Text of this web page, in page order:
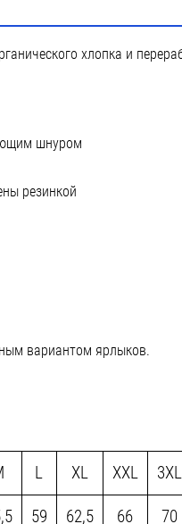
хлопка и
шнуром
резинкой
вариантом ярлыков.
L XL XXL 3XL
59 62,5 66 70